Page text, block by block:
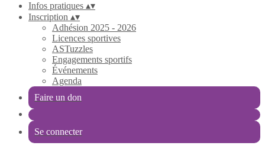
Infos pratiques ▴▾
Inscription ▴▾
Adhésion 2025 - 2026
Licences sportives
ASTuzzles
Engagements sportifs
Événements
Agenda
Faire un don
Se connecter